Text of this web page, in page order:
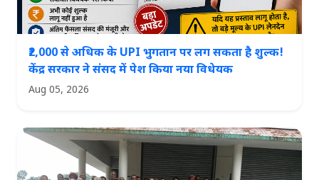
₹2,000 से अधिक के UPI भुगतान पर लग सकता है शुल्क!
केंद्र सरकार ने संसद में पेश किया नया विधेयक
Aug 05, 2026